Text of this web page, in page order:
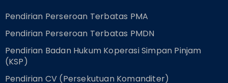
Pendirian Perseroan Terbatas PMA
Pendirian Perseroan Terbatas PMDN
Pendirian Badan Hukum Koperasi Simpan Pinjam
(KSP)
Pendirian CV (Persekutuan Komanditer)